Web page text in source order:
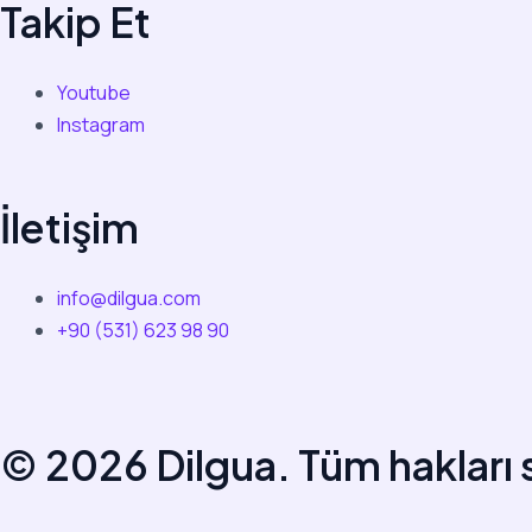
Takip Et
Youtube
Instagram
İletişim
info@dilgua.com
+90 (531) 623 98 90
© 2026 Dilgua. Tüm hakları